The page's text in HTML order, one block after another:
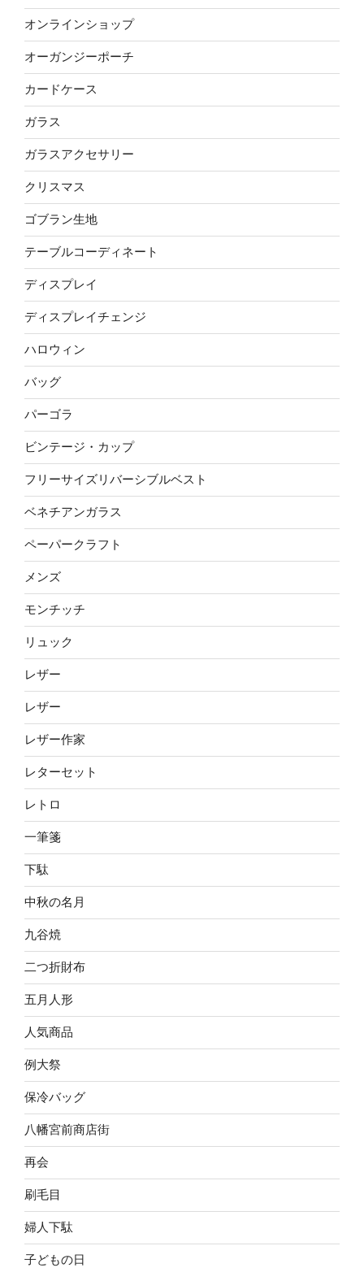
オンラインショップ
オーガンジーポーチ
カードケース
ガラス
ガラスアクセサリー
クリスマス
ゴブラン生地
テーブルコーディネート
ディスプレイ
ディスプレイチェンジ
ハロウィン
バッグ
パーゴラ
ビンテージ・カップ
フリーサイズリバーシブルベスト
ベネチアンガラス
ペーパークラフト
メンズ
モンチッチ
リュック
レザー
レザー
レザー作家
レターセット
レトロ
一筆箋
下駄
中秋の名月
九谷焼
二つ折財布
五月人形
人気商品
例大祭
保冷バッグ
八幡宮前商店街
再会
刷毛目
婦人下駄
子どもの日